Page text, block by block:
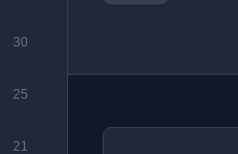
30
25
21